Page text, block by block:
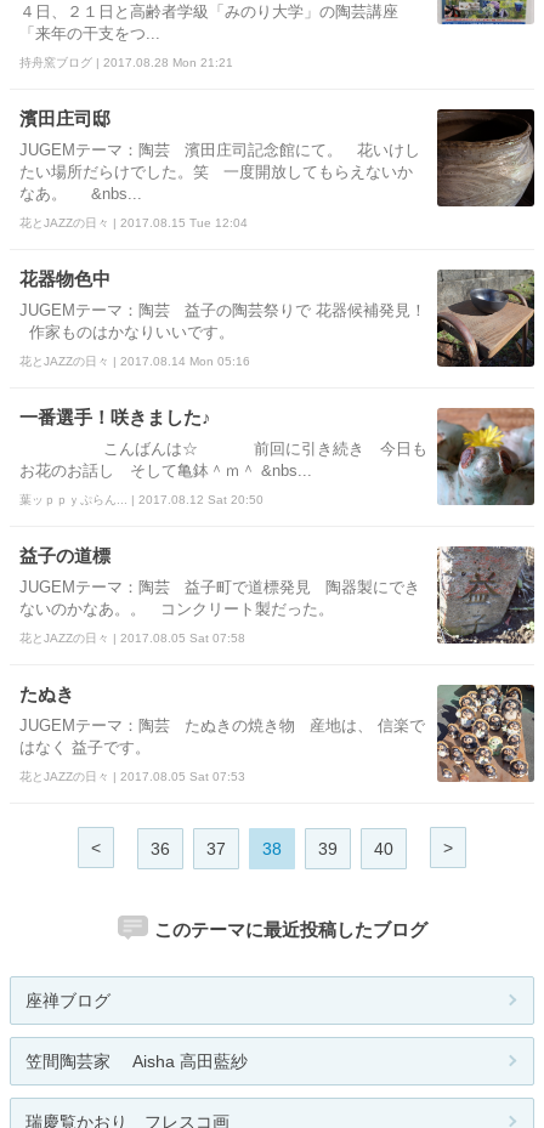
４日、２１日と高齢者学級「みのり大学」の陶芸講座
「来年の干支をつ...
持舟窯ブログ | 2017.08.28 Mon 21:21
濱田庄司邸
JUGEMテーマ：陶芸 濱田庄司記念館にて。 花いけし
たい場所だらけでした。笑 一度開放してもらえないか
なあ。 &nbs...
花とJAZZの日々 | 2017.08.15 Tue 12:04
花器物色中
JUGEMテーマ：陶芸 益子の陶芸祭りで 花器候補発見！
作家ものはかなりいいです。
花とJAZZの日々 | 2017.08.14 Mon 05:16
一番選手！咲きました♪
こんばんは☆ 前回に引き続き 今日も
お花のお話し そして亀鉢＾ｍ＾ &nbs...
葉ッｐｐｙぷらん... | 2017.08.12 Sat 20:50
益子の道標
JUGEMテーマ：陶芸 益子町で道標発見 陶器製にでき
ないのかなあ。。 コンクリート製だった。
花とJAZZの日々 | 2017.08.05 Sat 07:58
たぬき
JUGEMテーマ：陶芸 たぬきの焼き物 産地は、 信楽で
はなく 益子です。
花とJAZZの日々 | 2017.08.05 Sat 07:53
< 36 37 38 39 40 >
このテーマに最近投稿したブログ
座禅ブログ
笠間陶芸家 Aisha 高田藍紗
瑞慶覧かおり フレスコ画